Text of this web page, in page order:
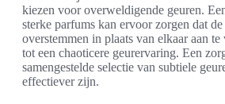
kiezen voor overweldigende geuren.
sterke parfums kan ervoor zorgen dat
overstemmen in plaats van elkaar aan
tot een chaoticere geurervaring. Een
samengestelde selectie van subtiele
effectiever zijn.